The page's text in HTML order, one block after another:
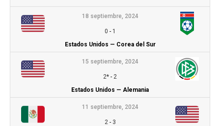
18 septiembre, 2024
0 - 1
Estados Unidos — Corea del Sur
15 septiembre, 2024
2* - 2
Estados Unidos — Alemania
11 septiembre, 2024
2- 3